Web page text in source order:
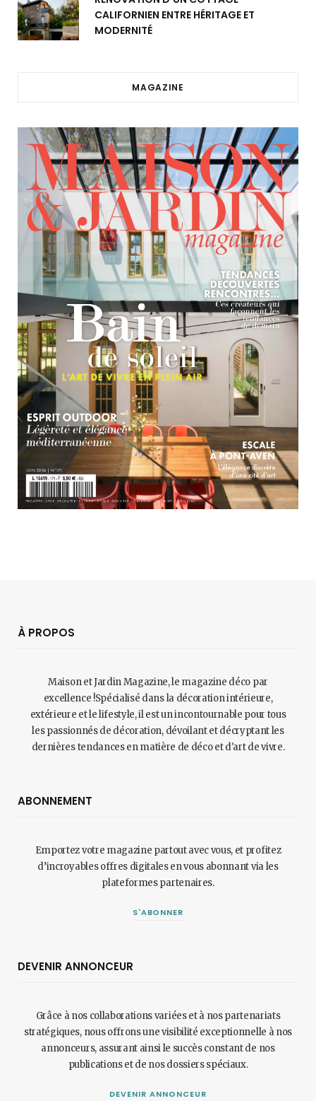
CALIFORNIEN ENTRE HÉRITAGE ET
MODERNITÉ
MAGAZINE
À PROPOS
Maison et Jardin Magazine, le magazine déco par
excellence !Spécialisé dans la décoration intérieure,
extérieure et le lifestyle, il est un incontournable pour tous
les passionnés de décoration, dévoilant et décryptant les
dernières tendances en matière de déco et d'art de vivre.
ABONNEMENT
Emportez votre magazine partout avec vous, et profitez
d’incroyables offres digitales en vous abonnant via les
plateformes partenaires.
S'ABONNER
DEVENIR ANNONCEUR
Grâce à nos collaborations variées et à nos partenariats
stratégiques, nous offrons une visibilité exceptionnelle à nos
annonceurs, assurant ainsi le succès constant de nos
publications et de nos dossiers spéciaux.
DEVENIR ANNONCEUR